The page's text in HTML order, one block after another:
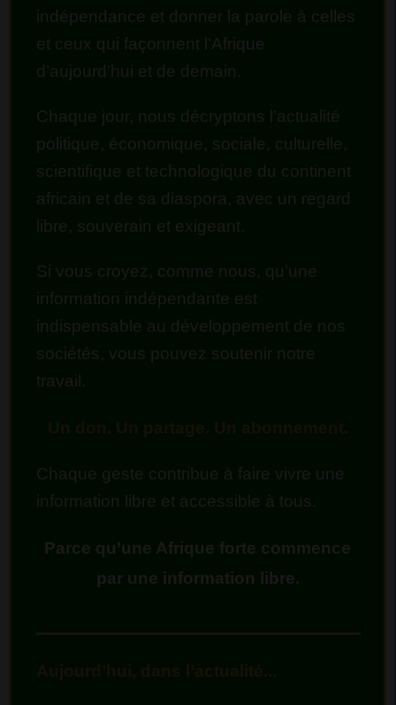
indépendance et donner la parole à celles
et ceux qui façonnent l’Afrique
d’aujourd’hui et de demain.
Chaque jour, nous décryptons l’actualité
politique, économique, sociale, culturelle,
scientifique et technologique du continent
africain et de sa diaspora, avec un regard
libre, souverain et exigeant.
Si vous croyez, comme nous, qu’une
information indépendante est
indispensable au développement de nos
sociétés, vous pouvez soutenir notre
travail.
Chaque geste contribue à faire vivre une
information libre et accessible à tous.
Parce qu’une Afrique forte commence
par une information libre.